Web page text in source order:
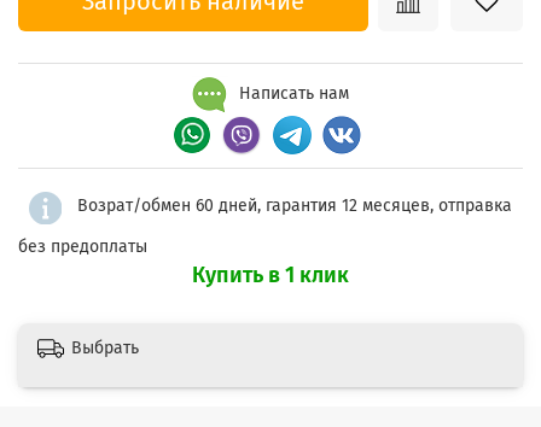
Написать нам
Возрат/обмен 60 дней, гарантия 12 месяцев, отправка
без предоплаты
Купить в 1 клик
Выбрать